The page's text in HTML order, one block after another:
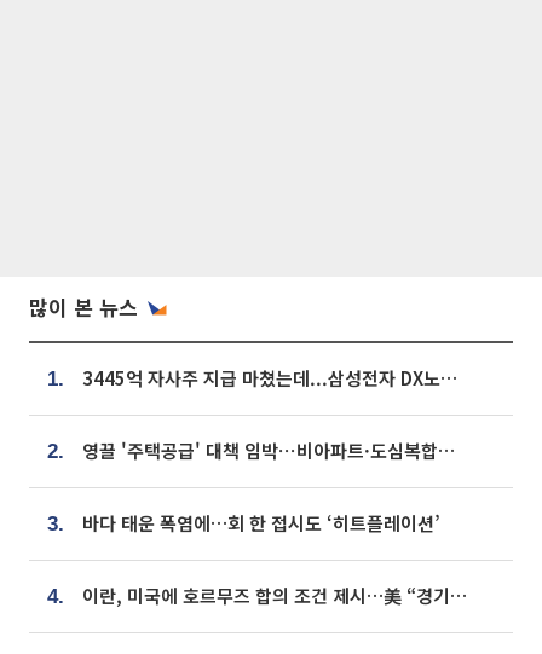
많이 본 뉴스
1. 3445억 자사주 지급 마쳤는데...삼성전자 DX노조, 뒤늦은 '떼쓰기 집회'
2. 영끌 '주택공급' 대책 임박⋯비아파트·도심복합까지 총동원
3. 바다 태운 폭염에…회 한 접시도 ‘히트플레이션’
4. 이란, 미국에 호르무즈 합의 조건 제시…美 “경기 아직 안 끝나” [종합]